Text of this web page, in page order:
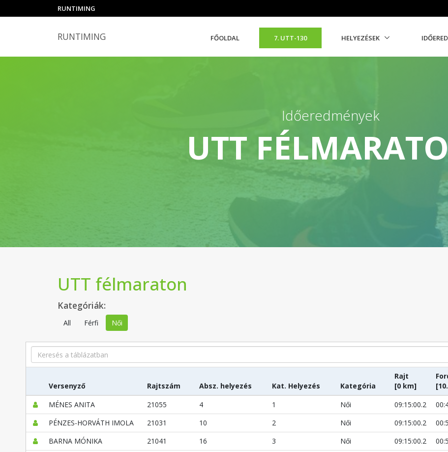
RUNTIMING
RUNTIMING FŐOLDAL 7. UTT-130 HELYEZÉSEK
Időeredmények
UTT
UTT félmaraton
Kategóriák:
All Férfi Női
Search
Versenyző Rajtszám Absz. helyezés Kat. Helyezés Kategória
Rajt
[0 km]
MÉNES ANITA
21055 4 1 Női 09:15:00.2
PÉNZES-HORVÁTH IMOLA
21031 10 2 Női 09:15:00.2
BARNA MÓNIKA
21041 16 3 Női 09:15:00.2